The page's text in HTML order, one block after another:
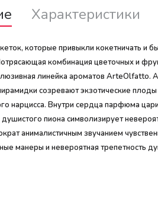
Характеристики
которые привыкли кокетничать и
комбинация цветочных и
линейка ароматов ArteOlfatto.
созревают экзотические
Внутри сердца парфюма
пиона символизирует
анималистичным звучанием
манеры и невероятная трепетность